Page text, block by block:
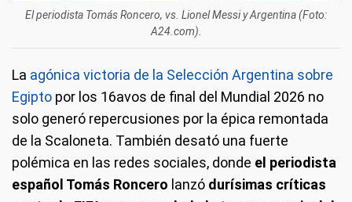
El periodista Tomás Roncero, vs. Lionel Messi y Argentina (Foto:
A24.com).
La agónica victoria de la Selección Argentina sobre
Egipto por los 16avos de final del Mundial 2026 no
solo generó repercusiones por la épica remontada
de la Scaloneta. También desató una fuerte
polémica en las redes sociales, donde el periodista
español Tomás Roncero lanzó durísimas críticas